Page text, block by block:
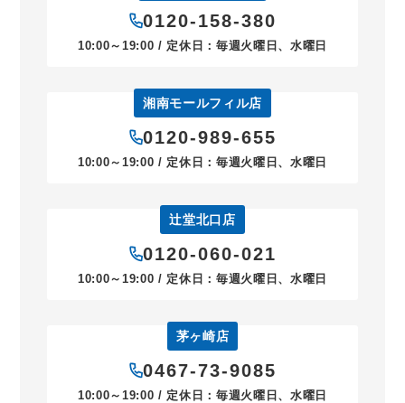
0120-158-380
10:00～19:00 / 定休日：毎週火曜日、水曜日
湘南モールフィル店
0120-989-655
10:00～19:00 / 定休日：毎週火曜日、水曜日
辻堂北口店
0120-060-021
10:00～19:00 / 定休日：毎週火曜日、水曜日
茅ヶ崎店
0467-73-9085
10:00～19:00 / 定休日：毎週火曜日、水曜日